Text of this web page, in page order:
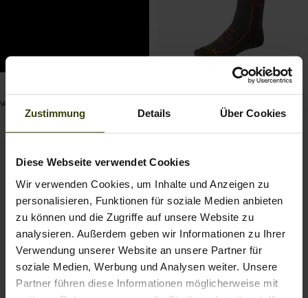
Zustimmung Details Über Cookies
Diese Webseite verwendet Cookies
Wir verwenden Cookies, um Inhalte und Anzeigen zu
personalisieren, Funktionen für soziale Medien anbieten
zu können und die Zugriffe auf unsere Website zu
analysieren. Außerdem geben wir Informationen zu Ihrer
Verwendung unserer Website an unsere Partner für
soziale Medien, Werbung und Analysen weiter. Unsere
Partner führen diese Informationen möglicherweise mit
veröffentlicht
Vor 3 Jahren
Celsius Heat Socken